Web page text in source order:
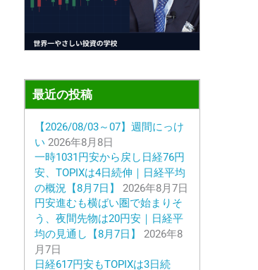
最近の投稿
【2026/08/03～07】週間にっけ
い 2026年8月8日
一時1031円安から戻し日経76円
安、TOPIXは4日続伸｜日経平均
の概況【8月7日】
2026年8月7日
円安進むも横ばい圏で始まりそ
う、夜間先物は20円安｜日経平
均の見通し【8月7日】
2026年8
月7日
日経617円安もTOPIXは3日続